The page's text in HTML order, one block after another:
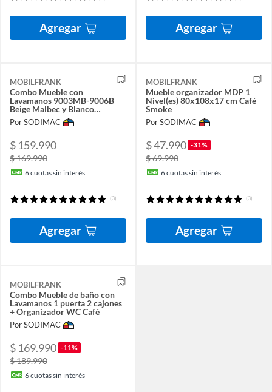
Agregar Agregar
MOBILFRANK
Combo Mueble con
Lavamanos 9003MB-9006B
Beige Malbec y Blanco
60x80x37 cm
Por SODIMAC
$ 159.990
$ 169.990
6cuotas sin interés
(3)
Agregar
MOBILFRANK
Mueble organizador MDP 1
Nivel(es) 80x108x17 cm Café
Smoke
Por SODIMAC
$ 47.990 -31%
$ 69.990
6cuotas sin interés
(3)
Agregar
MOBILFRANK
Combo Mueble de baño con
Lavamanos 1 puerta 2 cajones
+ Organizador WC Café
Por SODIMAC
$ 169.990 -11%
$ 189.990
6cuotas sin interés